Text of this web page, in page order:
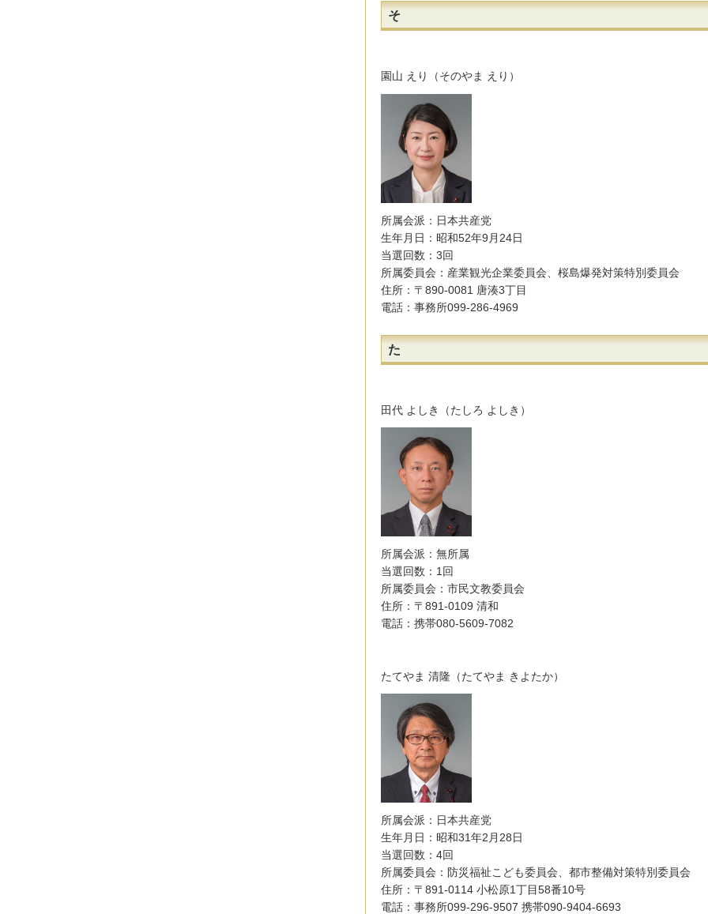
そ
園山 えり（そのやま えり）
所属会派：日本共産党
生年月日：昭和52年9月24日
当選回数：3回
所属委員会：産業観光企業委員会、桜島爆発対策特別委員会
住所：〒890-0081 唐湊3丁目
電話：事務所099-286-4969
た
田代 よしき（たしろ よしき）
所属会派：無所属
当選回数：1回
所属委員会：市民文教委員会
住所：〒891-0109 清和
電話：携帯080-5609-7082
たてやま 清隆（たてやま きよたか）
所属会派：日本共産党
生年月日：昭和31年2月28日
当選回数：4回
所属委員会：防災福祉こども委員会、都市整備対策特別委員会
住所：〒891-0114 小松原1丁目58番10号
電話：事務所099-296-9507 携帯090-9404-6693